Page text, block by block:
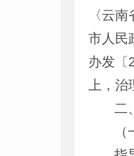
〈云
市人民
办发〔
上，
二